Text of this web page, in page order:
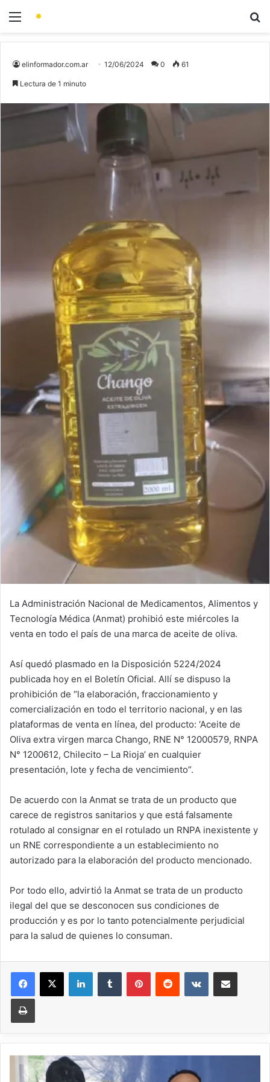
elinformador.com.ar 12/06/2024 0 61
Lectura de 1 minuto
La Administración Nacional de Medicamentos, Alimentos y
Tecnología Médica (Anmat) prohibió este miércoles la
venta en todo el país de una marca de aceite de oliva.
Así quedó plasmado en la Disposición 5224/2024
publicada hoy en el Boletín Oficial. Allí se dispuso la
prohibición de “la elaboración, fraccionamiento y
comercialización en todo el territorio nacional, y en las
plataformas de venta en línea, del producto: ‘Aceite de
Oliva extra virgen marca Chango, RNE N° 12000579, RNPA
N° 1200612, Chilecito – La Rioja’ en cualquier
presentación, lote y fecha de vencimiento”.
De acuerdo con la Anmat se trata de un producto que
carece de registros sanitarios y que está falsamente
rotulado al consignar en el rotulado un RNPA inexistente y
un RNE correspondiente a un establecimiento no
autorizado para la elaboración del producto mencionado.
Por todo ello, advirtió la Anmat se trata de un producto
ilegal del que se desconocen sus condiciones de
producción y es por lo tanto potencialmente perjudicial
para la salud de quienes lo consuman.